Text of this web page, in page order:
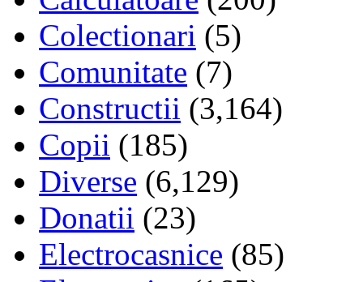
Colectionari (5)
Comunitate (7)
Constructii (3,164)
Copii (185)
Diverse (6,129)
Donatii (23)
Electrocasnice (85)